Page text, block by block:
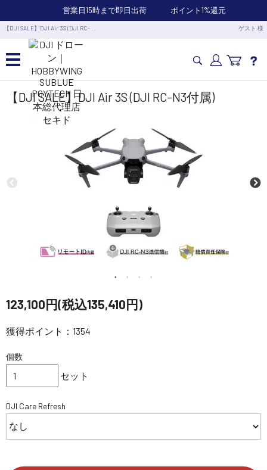
営業日15時まで即日出荷 ポイント1%還元
【DJI SALE】DJI Air 3S (DJI RC- … ゲスト 様
カメラドローン・生活家電
カメラ・スタビライザー
業務用ドローン・業務関連製品
講習会･国家資格･WEBセミナー
定期配信!
【DJI SALE】DJI Air 3S (DJI RC-N3付属)
123,100円(税込135,410円)
獲得ポイント：1354
個数
セット
DJI Care Refresh